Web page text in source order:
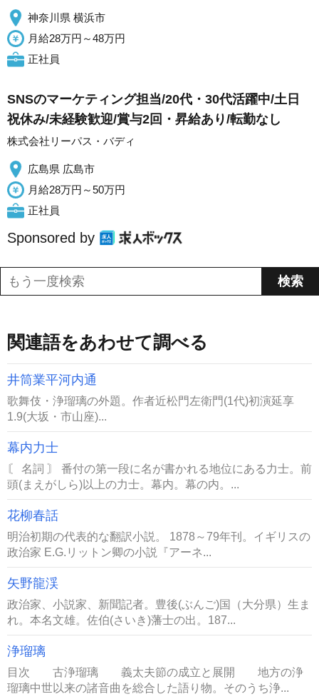
神奈川県 横浜市
月給28万円～48万円
正社員
SNSのマーケティング担当/20代・30代活躍中/土日
祝休み/未経験歓迎/賞与2回・昇給あり/転勤なし
株式会社リーパス・バディ
広島県 広島市
月給28万円～50万円
正社員
Sponsored by
関連語をあわせて調べる
井筒業平河内通
歌舞伎・浄瑠璃の外題。作者近松門左衛門(1代)初演延享
1.9(大坂・市山座)...
幕内力士
〘 名詞 〙 番付の第一段に名が書かれる地位にある力士。前
頭(まえがしら)以上の力士。幕内。幕の内。...
花柳春話
明治初期の代表的な翻訳小説。 1878～79年刊。イギリスの
政治家 E.G.リットン卿の小説『アーネ...
矢野龍渓
政治家、小説家、新聞記者。豊後(ぶんご)国（大分県）生ま
れ。本名文雄。佐伯(さいき)藩士の出。187...
浄瑠璃
目次 古浄瑠璃 義太夫節の成立と展開 地方の浄
瑠璃中世以来の諸音曲を総合した語り物。そのうち浄...